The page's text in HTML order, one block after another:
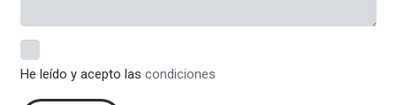
He leído y acepto las condiciones